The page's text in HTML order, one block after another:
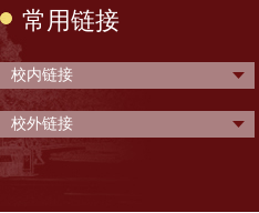
常用链接
校内链接
校外链接